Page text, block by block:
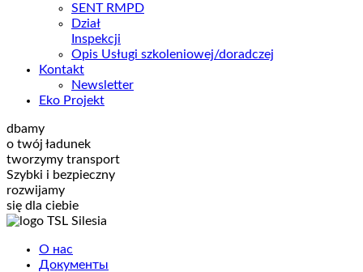
SENT RMPD
Dział
Inspekcji
Opis Usługi szkoleniowej/doradczej
Kontakt
Newsletter
Eko Projekt
dbamy
o twój ładunek
tworzymy transport
Szybki i bezpieczny
rozwijamy
się dla ciebie
О нас
Документы